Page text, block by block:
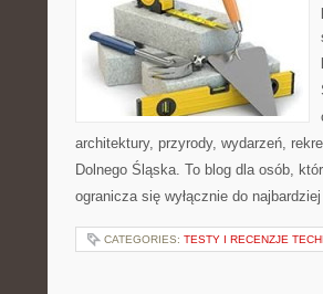
architektury, przyrody, wydarzeń,
Dolnego Śląska. To blog dla osób,
ogranicza się wyłącznie do
CATEGORIES: TESTY I RECENZJE